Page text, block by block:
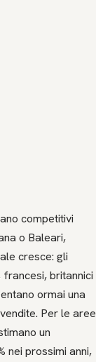
competitivi
o Baleari,
cresce: gli
britannici
ormai una
Per le aree
un
nei prossimi anni,